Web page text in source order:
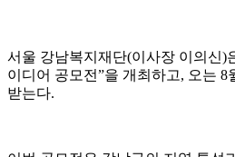
서울 강남복지재단(이사장 이의신)
이디어 공모전”을 개최하고, 오는 8
받는다.